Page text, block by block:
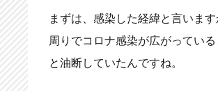
まずは、感染した経緯と言います
周りでコロナ感染が広がってい
と油断していたんですね。